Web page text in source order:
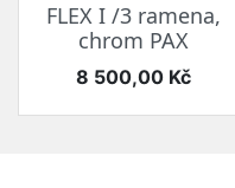
FLEX I /3 ramena,
chrom PAX
Cena
8 500,00 Kč